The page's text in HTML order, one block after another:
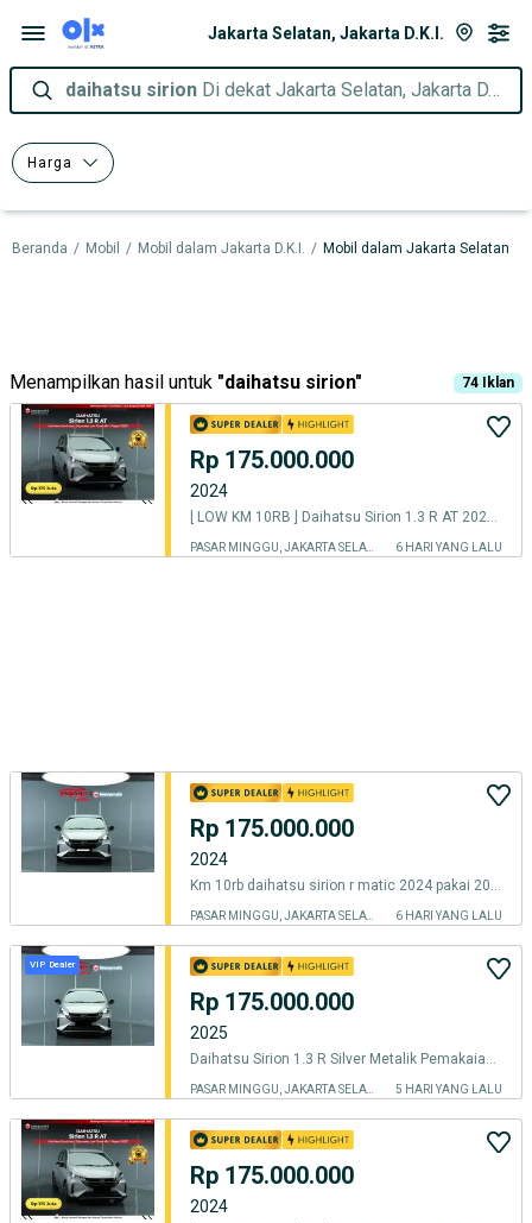
Jakarta Selatan, Jakarta D.K.I.
daihatsu sirion Di dekat Jakarta Selatan, Jakarta D.K.I.
Harga
Beranda / Mobil / Mobil dalam Jakarta D.K.I. / Mobil dalam Jakarta Selatan
Menampilkan hasil untuk "daihatsu sirion" 74 Iklan
Rp 175.000.000
2024
[ LOW KM 10RB ] Daihatsu Sirion 1.3 R AT 2024/2025
PASAR MINGGU, JAKARTA SELATAN 6 HARI YANG LALU
Rp 175.000.000
2024
Km 10rb daihatsu sirion r matic 2024 pakai 2025 silver pajak panjang
PASAR MINGGU, JAKARTA SELATAN 6 HARI YANG LALU
VIP Dealer
Rp 175.000.000
2025
Daihatsu Sirion 1.3 R Silver Metalik Pemakaian 2025 NIK 2024 Like New
PASAR MINGGU, JAKARTA SELATAN 5 HARI YANG LALU
Rp 175.000.000
2024